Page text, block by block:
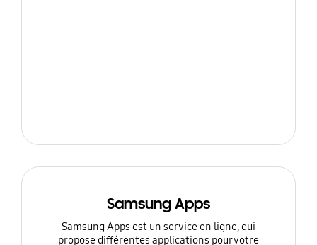
Samsung Apps
Samsung Apps est un service en ligne, qui
propose différentes applications pour votre